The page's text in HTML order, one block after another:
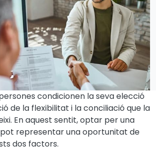
condicionen la seva elecció
de la flexibilitat i la conciliació que la
En aquest sentit, optar per una
representar una oportunitat de
dos factors.